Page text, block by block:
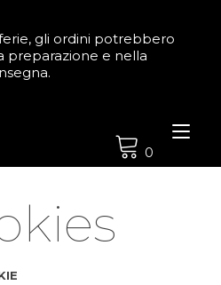
gli ordini potrebbero
preparazione e nella
0